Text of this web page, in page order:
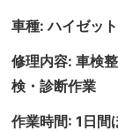
車種: ハイゼット
修理内容: 車検
検・診断作業
作業時間: 1日間